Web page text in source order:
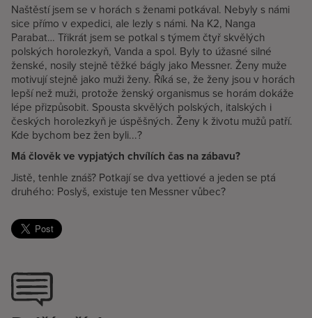
Naštěstí jsem se v horách s ženami potkával. Nebyly s námi
sice přímo v expedici, ale lezly s námi. Na K2, Nanga
Parabat… Třikrát jsem se potkal s týmem čtyř skvělých
polských horolezkyň, Vanda a spol. Byly to úžasné silné
ženské, nosily stejně těžké bágly jako Messner. Ženy muže
motivují stejně jako muži ženy. Říká se, že ženy jsou v horách
lepší než muži, protože ženský organismus se horám dokáže
lépe přizpůsobit. Spousta skvělých polských, italských i
českých horolezkyň je úspěšných. Ženy k životu mužů patří.
Kde bychom bez žen byli...?
Má člověk ve vypjatých chvílích čas na zábavu?
Jistě, tenhle znáš? Potkají se dva yettiové a jeden se ptá
druhého: Poslyš, existuje ten Messner vůbec?